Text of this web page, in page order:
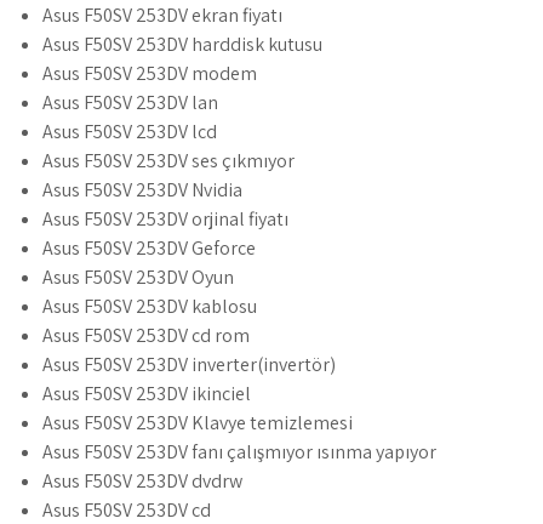
Asus F50SV 253DV ekran fiyatı
Asus F50SV 253DV harddisk kutusu
Asus F50SV 253DV modem
Asus F50SV 253DV lan
Asus F50SV 253DV lcd
Asus F50SV 253DV ses çıkmıyor
Asus F50SV 253DV Nvidia
Asus F50SV 253DV orjinal fiyatı
Asus F50SV 253DV Geforce
Asus F50SV 253DV Oyun
Asus F50SV 253DV kablosu
Asus F50SV 253DV cd rom
Asus F50SV 253DV inverter(invertör)
Asus F50SV 253DV ikinciel
Asus F50SV 253DV Klavye temizlemesi
Asus F50SV 253DV fanı çalışmıyor ısınma yapıyor
Asus F50SV 253DV dvdrw
Asus F50SV 253DV cd